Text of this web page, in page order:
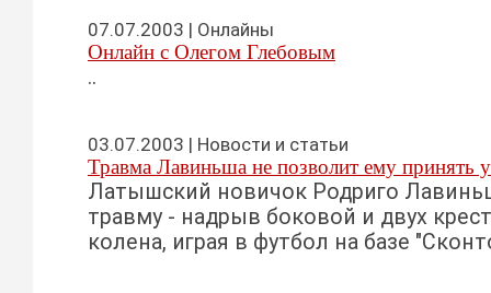
07.07.2003 | Онлайны
Онлайн с Олегом Глебовым
..
03.07.2003 | Новости и статьи
Травма Лавиньша не позволит ему принять
Латышский новичок Родриго
травму - надрыв боковой и двух
колена, играя в футбол на базе